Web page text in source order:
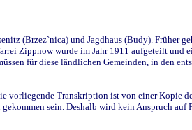
(Brzez`nica) und Jagdhaus (Budy). Früher
Zippnow wurde im Jahr 1911 aufgeteilt
für diese ländlichen Gemeinden, in den
vorliegende Transkription ist von einer Kopie
sein. Deshalb wird kein Anspruch auf